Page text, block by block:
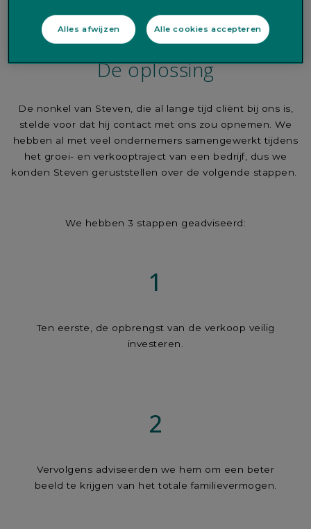
De oplossing
De nonkel van Steven, die al lange tijd cliënt bij ons is,
stelde voor dat hij contact met ons zou opnemen. We
hebben al met veel ondernemers samengewerkt tijdens
het groei- en verkooptraject van een bedrijf, dus we
konden Steven geruststellen over de volgende stappen.
We hebben 3 stappen geadviseerd:
1
Ten eerste, de opbrengst van de verkoop veilig
investeren.
2
Vervolgens adviseerden we hem om een beter
beeld te krijgen van het totale familievermogen.
Alles afwijzen Alle cookies accepteren